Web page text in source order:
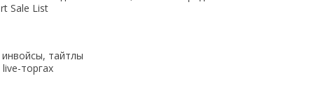
Sale List
тайтлы
торгах